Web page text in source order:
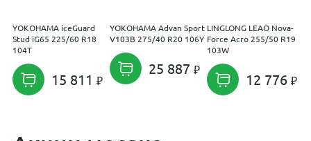
YOKOHAMA iceGuard
Stud iG65 225/60 R18
104T
15 811
YOKOHAMA Advan Sport
V103B 275/40 R20 106Y
25 887
LINGLONG LEAO Nova-
Force Acro 255/50 R19
103W
12 776